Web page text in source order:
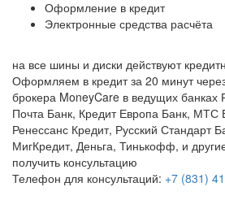
Оформление в кредит
Электронные средства расчёта
на все шины и диски действуют
Оформляем в кредит за 20 минут
брокера MoneyCare в ведущих банках
Почта Банк, Кредит Европа Банк, МТС
Ренессанс Кредит, Русский Стандарт
МигКредит, Деньга, Тинькофф, и
получить консультацию
Телефон для консультаций: +7 (831)